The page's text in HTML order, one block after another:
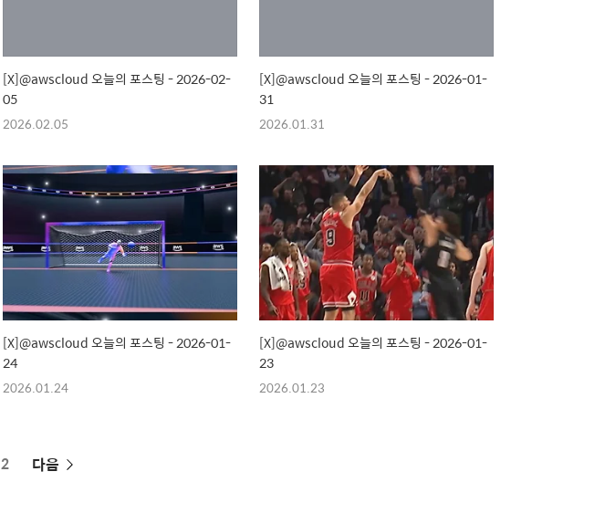
[X]@awscloud 오늘의 포스팅 - 2026-02-
05
2026.02.05
[X]@awscloud 오늘의 포스팅 - 2026-01-
31
2026.01.31
[X]@awscloud 오늘의 포스팅 - 2026-01-
24
2026.01.24
[X]@awscloud 오늘의 포스팅 - 2026-01-
23
2026.01.23
페
2 다음